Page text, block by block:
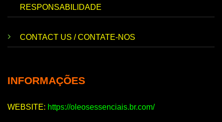
RESPONSABILIDADE
CONTACT US / CONTATE-NOS
INFORMAÇÕES
WEBSITE: https://oleosessenciais.br.com/